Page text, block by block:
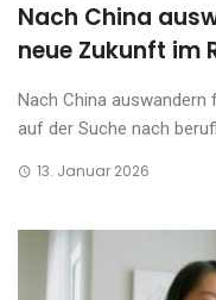
Nach China
neue Zukunft im
Nach China
auf der Suche nach
13. Januar 2026